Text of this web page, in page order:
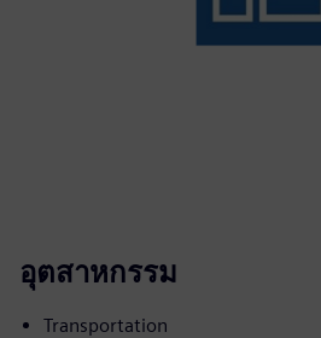
อุตสาหกรรม
Transportation